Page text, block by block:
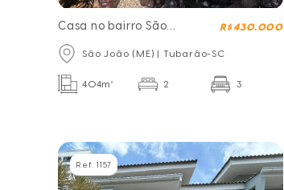
Casa no bairro São
João
R$ 430.000
São João (ME) | Tubarão-SC
404m² 2 3
Ref. 1157